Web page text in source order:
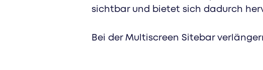
sichtbar und bietet sich dadurch
Bei der Multiscreen Sitebar